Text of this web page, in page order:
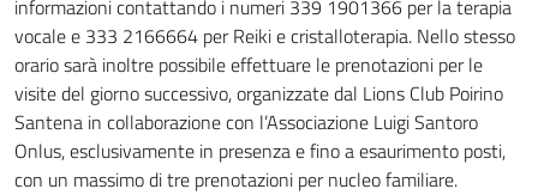
informazioni contattando i numeri 339 1901366 per la terapia
vocale e 333 2166664 per Reiki e cristalloterapia. Nello stesso
orario sarà inoltre possibile effettuare le prenotazioni per le
visite del giorno successivo, organizzate dal Lions Club Poirino
Santena in collaborazione con l’Associazione Luigi Santoro
Onlus, esclusivamente in presenza e fino a esaurimento posti,
con un massimo di tre prenotazioni per nucleo familiare.